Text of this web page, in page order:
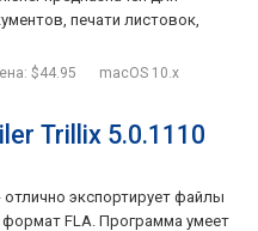
печати листовок,
$44.95 macOS 10.x
Trillix 5.0.1110
отлично экспортирует файлы
FLA. Программа умеет